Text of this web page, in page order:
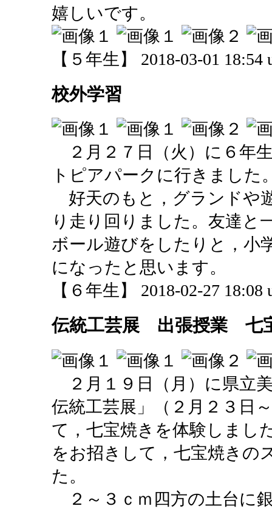
嬉しいです。
【５年生】 2018-03-01 18:54
校外学習
２月２７日（火）に６年
トピアパークに行きました
好天のもと，グランドや
り走り回りました。友達と
ボール遊びをしたりと，小
になったと思います。
【６年生】 2018-02-27 18:08
伝統工芸展 出張授業 七
２月１９日（月）に県立
伝統工芸展」（２月２３日
て，七宝焼きを体験しまし
をお招きして，七宝焼きの
た。
２～３ｃｍ四方の土台に